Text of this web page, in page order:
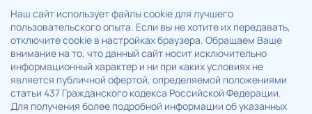
Наш сайт использует файлы cookie для лучшего
пользовательского опыта. Если вы не хотите их передавать,
отключите cookie в настройках браузера. Обращаем Ваше
внимание на то, что данный сайт носит исключительно
информационный характер и ни при каких условиях не
является публичной офертой, определяемой положениями
статьи 437 Гражданского кодекса Российской Федерации.
Для получения более подробной информации об указанных